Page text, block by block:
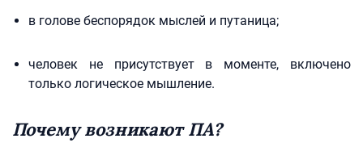
в голове беспорядок мыслей и путаница;
человек не присутствует в моменте, включено
только логическое мышление.
Почему возникают ПА?